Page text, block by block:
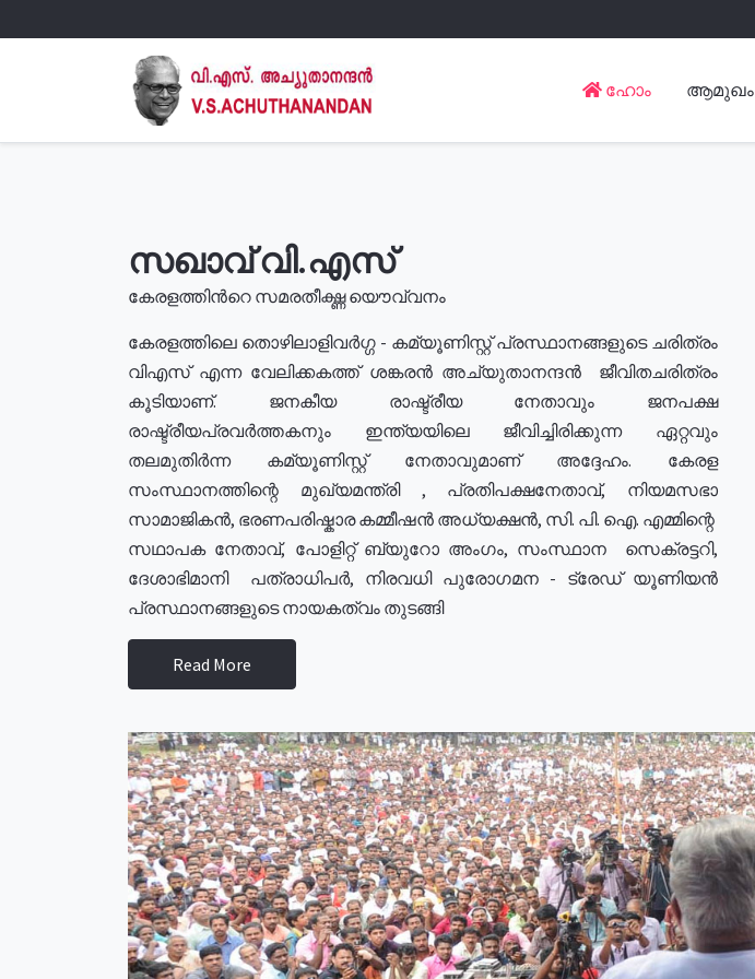
ഹോം ആമുഖം
സഖാവ് വി.എസ്
കേരളത്തിൻറെ സമരതീക്ഷ്ണ യൌവ്വനം
കേരളത്തിലെ തൊഴിലാളിവർഗ്ഗ - കമ്യൂണിസ്റ്റ് പ്രസ്ഥാനങ്ങളുടെ ചരിത്രം
വിഎസ് എന്ന വേലിക്കകത്ത് ശങ്കരൻ അച്യുതാനന്ദൻ ജീവിതചരിത്രം
കൂടിയാണ്. ജനകീയ രാഷ്ട്രീയ നേതാവും ജനപക്ഷ
രാഷ്ട്രീയപ്രവർത്തകനും ഇന്ത്യയിലെ ജീവിച്ചിരിക്കുന്ന ഏറ്റവും
തലമുതിർന്ന കമ്യൂണിസ്റ്റ് നേതാവുമാണ് അദ്ദേഹം. കേരള
സംസ്ഥാനത്തിന്റെ മുഖ്യമന്ത്രി , പ്രതിപക്ഷനേതാവ്, നിയമസഭാ
സാമാജികൻ, ഭരണപരിഷ്കാര കമ്മീഷൻ അധ്യക്ഷൻ, സി. പി. ഐ. എമ്മിന്റെ
സഥാപക നേതാവ്, പോളിറ്റ് ബ്യുറോ അംഗം, സംസ്ഥാന സെക്രട്ടറി,
ദേശാഭിമാനി പത്രാധിപർ, നിരവധി പുരോഗമന - ട്രേഡ് യൂണിയൻ
പ്രസ്ഥാനങ്ങളുടെ നായകത്വം തുടങ്ങി
Read More